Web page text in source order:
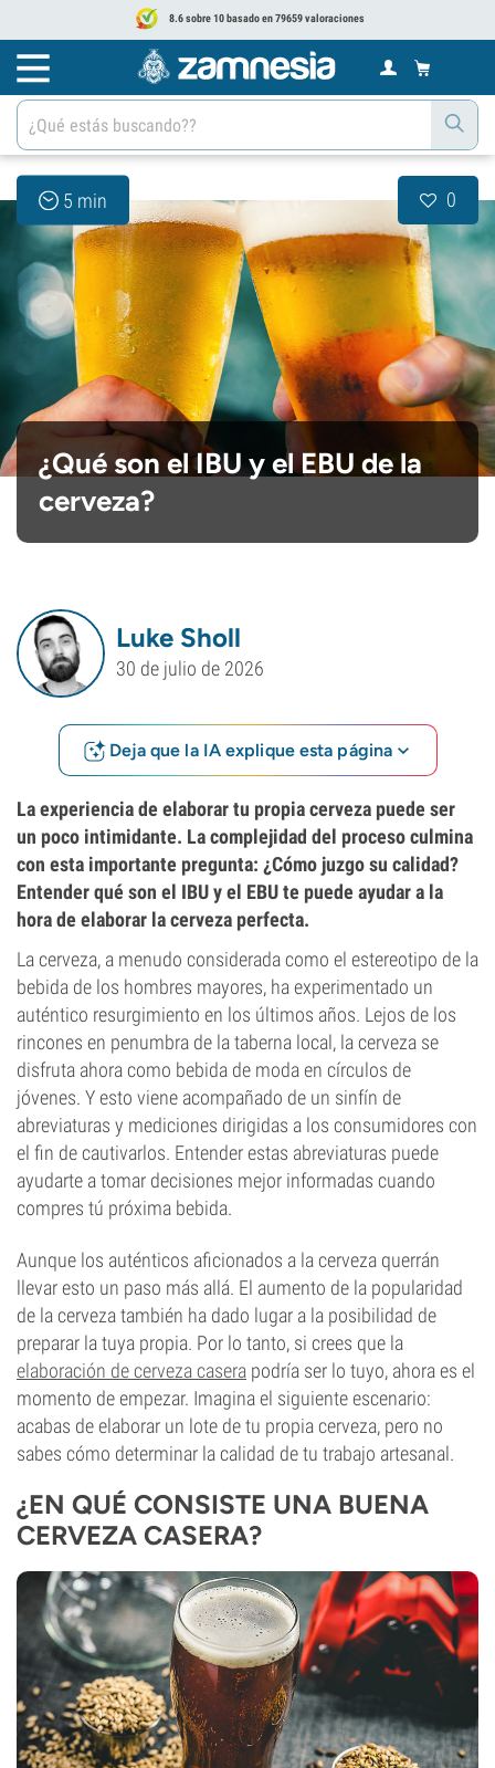
8.6 sobre 10 basado en 79659 valoraciones
5 min 0
¿Qué son el IBU y el EBU de la
cerveza?
Luke Sholl
30 de julio de 2026
Deja que la IA explique esta página
La experiencia de elaborar tu propia cerveza puede ser
un poco intimidante. La complejidad del proceso culmina
con esta importante pregunta: ¿Cómo juzgo su calidad?
Entender qué son el IBU y el EBU te puede ayudar a la
hora de elaborar la cerveza perfecta.
La cerveza, a menudo considerada como el estereotipo de la
bebida de los hombres mayores, ha experimentado un
auténtico resurgimiento en los últimos años. Lejos de los
rincones en penumbra de la taberna local, la cerveza se
disfruta ahora como bebida de moda en círculos de
jóvenes. Y esto viene acompañado de un sinfín de
abreviaturas y mediciones dirigidas a los consumidores con
el fin de cautivarlos. Entender estas abreviaturas puede
ayudarte a tomar decisiones mejor informadas cuando
compres tú próxima bebida.
Aunque los auténticos aficionados a la cerveza querrán
llevar esto un paso más allá. El aumento de la popularidad
de la cerveza también ha dado lugar a la posibilidad de
preparar la tuya propia. Por lo tanto, si crees que la
elaboración de cerveza casera podría ser lo tuyo, ahora es el
momento de empezar. Imagina el siguiente escenario:
acabas de elaborar un lote de tu propia cerveza, pero no
sabes cómo determinar la calidad de tu trabajo artesanal.
¿EN QUÉ CONSISTE UNA BUENA
CERVEZA CASERA?